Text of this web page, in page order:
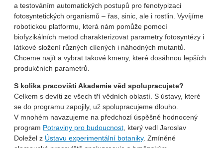
a testováním automatických postupů pro fenotypizaci
fotosyntetických organismů – řas, sinic, ale i rostlin. Vyvíjíme
robotickou platformu, která nám pomůže pomocí
biofyzikálních metod charakterizovat parametry fotosyntézy i
látkové složení různých cílených i náhodných mutantů.
Chceme najít a vybrat takové kmeny, které dosáhnou lepších
produkčních parametrů.
S kolika pracovišti Akademie věd spolupracujete?
Celkem s devíti ze všech tří vědních oblastí. S ústavy, které
se do programu zapojily, už spolupracujeme dlouho.
V mnohém navazujeme na předchozí úspěšně hodnocený
program Potraviny pro budoucnost , který vedl Jaroslav
Doležel z Ústavu experimentální botaniky. Zmíněné